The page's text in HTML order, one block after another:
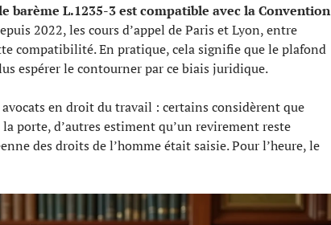
barème L.1235-3 est compatible avec la Convention
2022, les cours d’appel de Paris et Lyon, entre
compatibilité. En pratique, cela signifie que le plafond
espérer le contourner par ce biais juridique.
en droit du travail : certains considèrent que
porte, d’autres estiment qu’un revirement reste
des droits de l’homme était saisie. Pour l’heure, le